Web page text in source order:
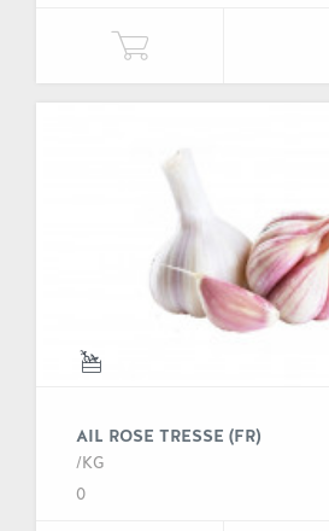
Ajouter
AIL ROSE TRESSE (FR)
/KG
0